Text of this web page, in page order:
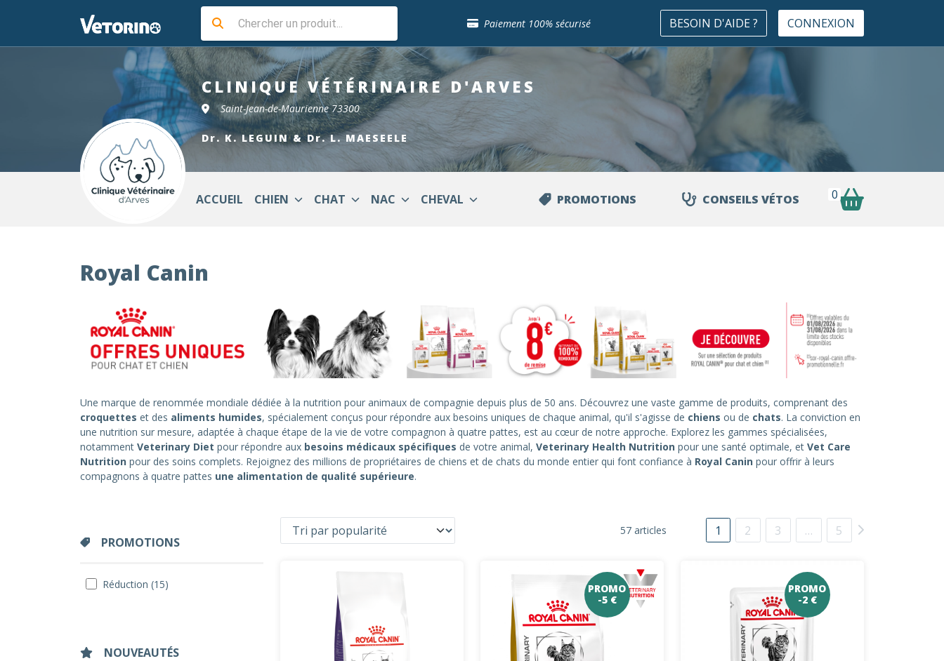
Paiement 100% sécurisé
Retour gratuit en clinique
Sélection de croquettes vétérinaire
Paiement 100% sécurisé
Livraison gratuite en clinique vétérinaire
Retour gratuit en clinique
Sélection de croquettes vétérinaire
BESOIN D'AIDE ? CONNEXION
CLINIQUE VÉTÉRINAIRED'ARVES
Saint-Jean-de-Maurienne 73300
Dr. K. LEGUIN & Dr. L. MAESEELE
ACCUEIL CHIEN CHAT NAC CHEVAL PROMOTIONS CONSEILS VÉTOS 0
Royal Canin
Une marque de renommée mondiale dédiée à la nutrition pour animaux de compagnie depuis plus de 50 ans. Découvrez une vaste gamme de produits, comprenant des
croquettes et des aliments humides, spécialement conçus pour répondre aux besoins uniques de chaque animal, qu'il s'agisse de chiens ou de chats. La conviction en
une nutrition sur mesure, adaptée à chaque étape de la vie de votre compagnon à quatre pattes, est au cœur de notre approche. Explorez les gammes spécialisées,
notamment Veterinary Diet pour répondre aux besoins médicaux spécifiques de votre animal, Veterinary Health Nutrition pour une santé optimale, et Vet Care
Nutrition pour des soins complets. Rejoignez des millions de propriétaires de chiens et de chats du monde entier qui font confiance à Royal Canin pour offrir à leurs
compagnons à quatre pattes une alimentation de qualité supérieure.
PROMOTIONS
Réduction (15)
NOUVEAUTÉS
57 articles 1 2 3 … 5
PROMO
-5 €
PROMO
-2 €